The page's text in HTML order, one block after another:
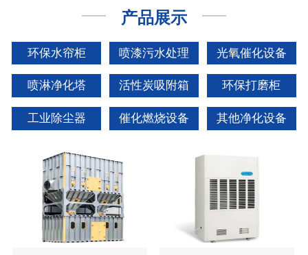
产品展示
环保水帘柜 喷漆污水处理 光氧催化设备
喷淋净化塔 活性炭吸附箱 环保打磨柜
工业除尘器 催化燃烧设备 其他净化设备